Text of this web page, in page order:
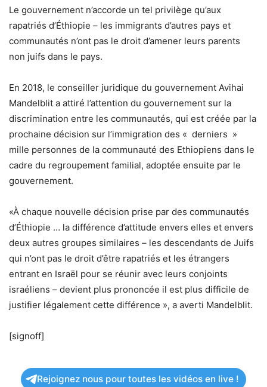
Le gouvernement n’accorde un tel privilège qu’aux
rapatriés d’Éthiopie – les immigrants d’autres pays et
communautés n’ont pas le droit d’amener leurs parents
non juifs dans le pays.
En 2018, le conseiller juridique du gouvernement Avihai
Mandelblit a attiré l’attention du gouvernement sur la
discrimination entre les communautés, qui est créée par la
prochaine décision sur l’immigration des « derniers »
mille personnes de la communauté des Ethiopiens dans le
cadre du regroupement familial, adoptée ensuite par le
gouvernement.
«À chaque nouvelle décision prise par des communautés
d’Éthiopie … la différence d’attitude envers elles et envers
deux autres groupes similaires – les descendants de Juifs
qui n’ont pas le droit d’être rapatriés et les étrangers
entrant en Israël pour se réunir avec leurs conjoints
israéliens – devient plus prononcée il est plus difficile de
justifier légalement cette différence », a averti Mandelblit.
[signoff]
Rejoignez nous pour toutes les vidéos en live !